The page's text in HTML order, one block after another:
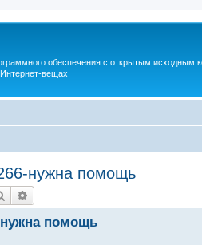
обеспечения с открытым исходным
вещах
нужна помощь
Search
нужна помощь